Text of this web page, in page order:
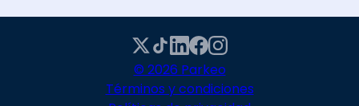
© 2026 Parkeo
Términos y condiciones